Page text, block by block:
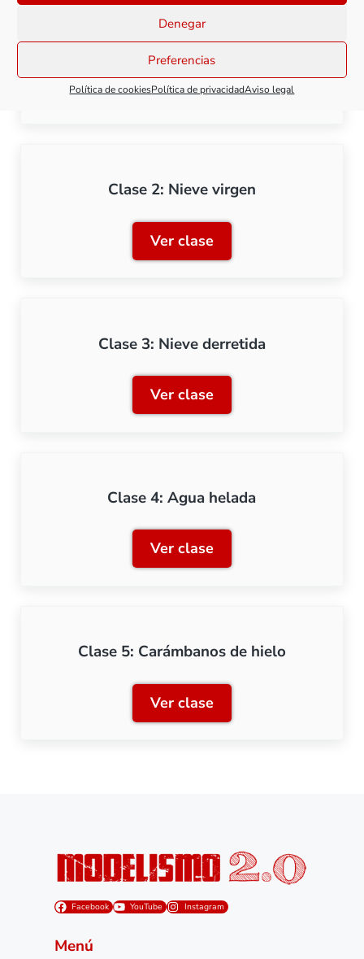
Denegar
Preferencias
Política de cookiesPolítica de privacidadAviso legal
Clase 1: Materiales para reproducir nieve
y hielo
Ver claseClase 1: Materiales para
Clase 2: Nieve virgen
Ver claseClase 2: Nieve virgen
Clase 3: Nieve derretida
Ver claseClase 3: Nieve derretida
Clase 4: Agua helada
Ver claseClase 4: Agua helada
Clase 5: Carámbanos de hielo
Ver claseClase 5: Carámbanos de
Facebook YouTube Instagram
Menú